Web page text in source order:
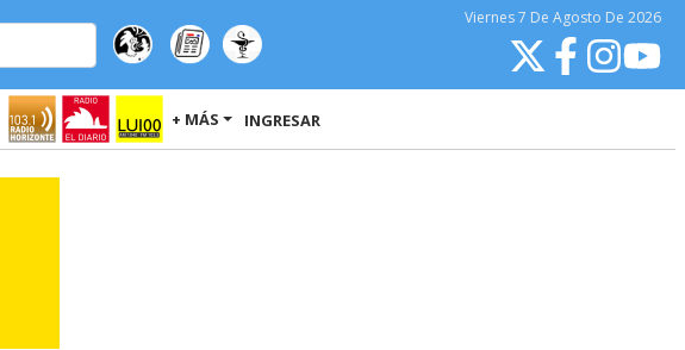
Viernes7 De Agosto De 2026
+ MÁS INGRESAR